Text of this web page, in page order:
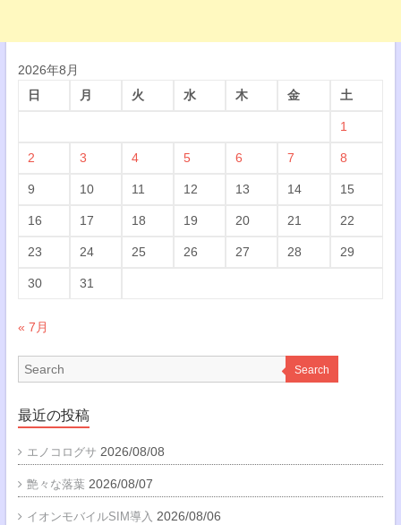
2026年8月
日
月 火 水 木 金 土
1
2 3 4 5 6 7 8
9 10 11 12 13 14 15
16 17 18 19 20 21 22
23 24 25 26 27 28 29
30 31
« 7月
Search
最近の投稿
エノコログサ 2026/08/08
艶々な落葉 2026/08/07
イオンモバイルSIM導入 2026/08/06